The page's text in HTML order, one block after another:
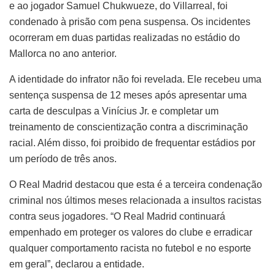
e ao jogador Samuel Chukwueze, do Villarreal, foi
condenado à prisão com pena suspensa. Os incidentes
ocorreram em duas partidas realizadas no estádio do
Mallorca no ano anterior.
A identidade do infrator não foi revelada. Ele recebeu uma
sentença suspensa de 12 meses após apresentar uma
carta de desculpas a Vinícius Jr. e completar um
treinamento de conscientização contra a discriminação
racial. Além disso, foi proibido de frequentar estádios por
um período de três anos.
O Real Madrid destacou que esta é a terceira condenação
criminal nos últimos meses relacionada a insultos racistas
contra seus jogadores. “O Real Madrid continuará
empenhado em proteger os valores do clube e erradicar
qualquer comportamento racista no futebol e no esporte
em geral”, declarou a entidade.